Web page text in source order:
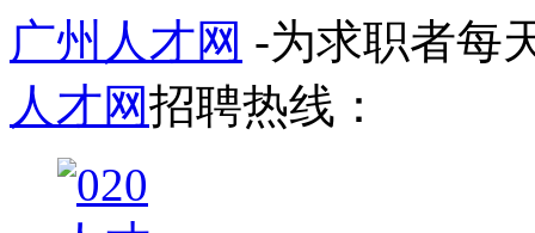
广州人才网 -为求职者每
人才网招聘热线：